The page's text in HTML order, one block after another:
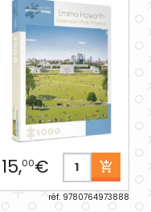
15,00€
réf. 9780764973888